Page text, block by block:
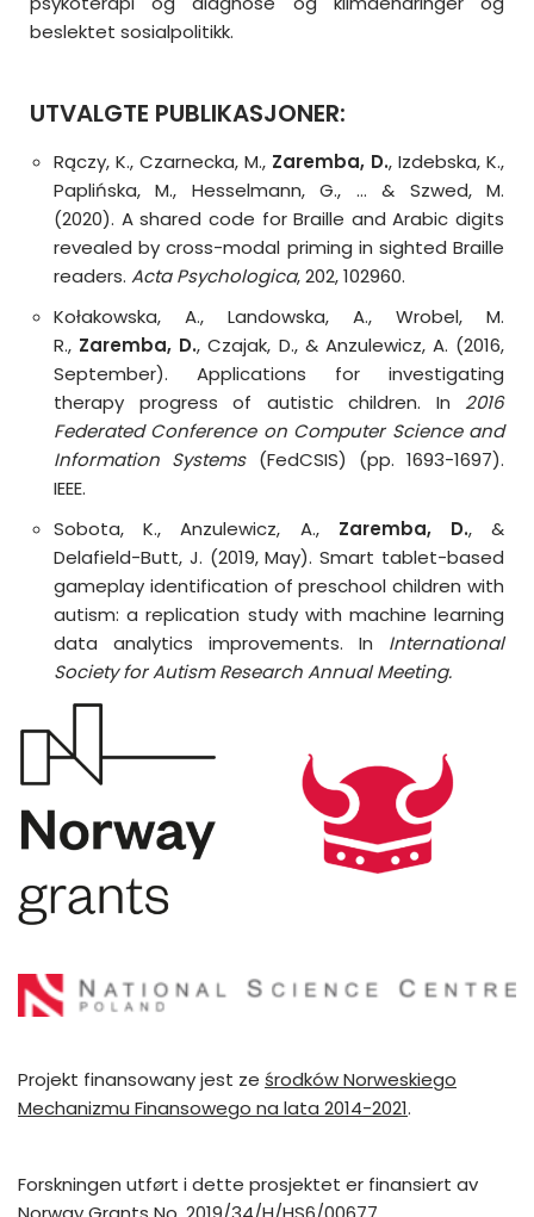
beslektet sosialpolitikk.
UTVALGTE PUBLIKASJONER:
Rączy, K., Czarnecka, M., Zaremba, D., Izdebska, K.,
Paplińska, M., Hesselmann, G., … & Szwed, M.
(2020). A shared code for Braille and Arabic digits
revealed by cross-modal priming in sighted Braille
readers. Acta Psychologica, 202, 102960.
Kołakowska, A., Landowska, A., Wrobel, M.
R., Zaremba, D., Czajak, D., & Anzulewicz, A. (2016,
September). Applications for investigating
therapy progress of autistic children. In 2016
Federated Conference on Computer Science and
Information Systems (FedCSIS) (pp. 1693-1697).
IEEE.
Sobota, K., Anzulewicz, A., Zaremba, D., &
Delafield-Butt, J. (2019, May).Smart tablet-based
gameplay identification of preschool children with
autism: a replication study with machine learning
data analytics improvements. In International
Society for Autism Research Annual Meeting.
Projekt finansowany jest ze środków Norweskiego
Mechanizmu Finansowego na lata 2014-2021.
Forskningen utført i dette prosjektet er finansiert av